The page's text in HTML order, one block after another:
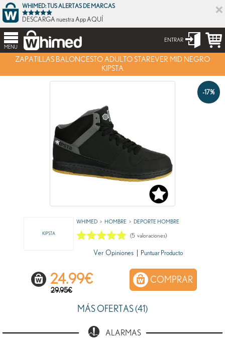
×
WHIMED: TUS ALERTAS DE MARCAS
DESCARGA nuestra App AQUÍ
MENU
ENTRAR
ZAPATILLAS BALONCESTO ADULTO STAREVER MID NEGRO
KIPSTA
-17%
KIPSTA
WHIMED HOMBRE DEPORTE HOMBRE
(5 valoraciones)
Ver Opiniones Puntuar Producto
29.95€
24.99€ COMPRAR
MÁS OFERTAS (41)
ALARMAS